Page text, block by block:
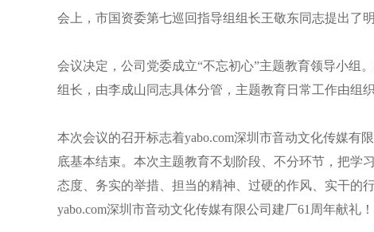
会上，市国资委第七巡回指导组组长王敬东同志提出了
会议决定，公司党委成立“不忘初心”主题教育领导小组
组长，由李成山同志具体分管，主题教育日常工作由组
本次会议的召开标志着yabo.com深圳市音动文化传媒有
底基本结束。本次主题教育不划阶段、不分环节，把学
态度、务实的举措、担当的精神、过硬的作风、实干的
yabo.com深圳市音动文化传媒有限公司建厂61周年献礼！